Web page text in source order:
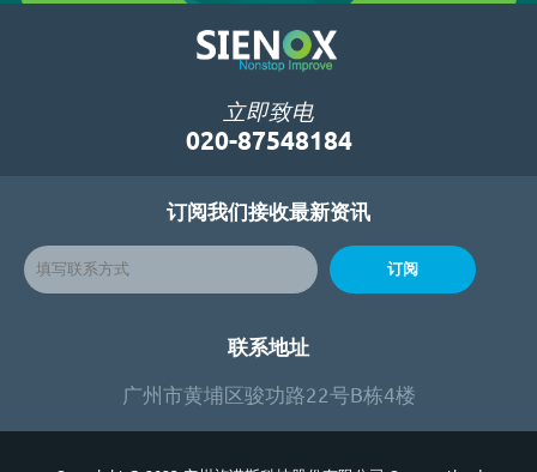
立即致电
020-87548184
订阅我们接收最新资讯
订阅
联系地址
广州市黄埔区骏功路22号B栋4楼